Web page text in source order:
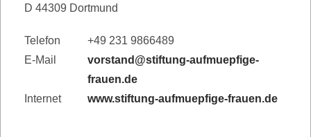
D 44309 Dortmund
Telefon
+49 231 9866489
E-Mail
vorstand@stiftung-aufmuepfige-
frauen.de
Internet
www.stiftung-aufmuepfige-frauen.de